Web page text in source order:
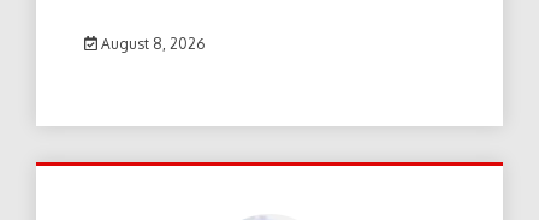
August 8, 2026